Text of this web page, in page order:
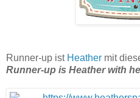
Runner-up ist Heather mit
Runner-up is Heather with